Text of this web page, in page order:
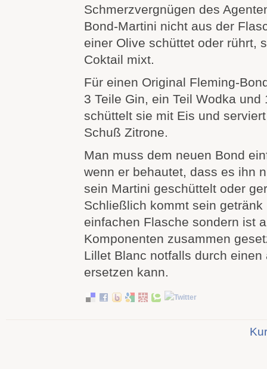
Schmerzvergnügen des
Bond-Martini nicht aus der
einer Olive schüttet oder rührt,
Coktail mixt.
Für einen Original Fleming-
3 Teile Gin, ein Teil Wodka und
schüttelt sie mit Eis und
Schuß Zitrone.
Man muss dem neuen Bond
wenn er behautet, dass es ihn
sein Martini geschüttelt oder
Schließlich kommt sein
einfachen Flasche sondern ist
Komponenten zusammen
Lillet Blanc notfalls durch einen
ersetzen kann.